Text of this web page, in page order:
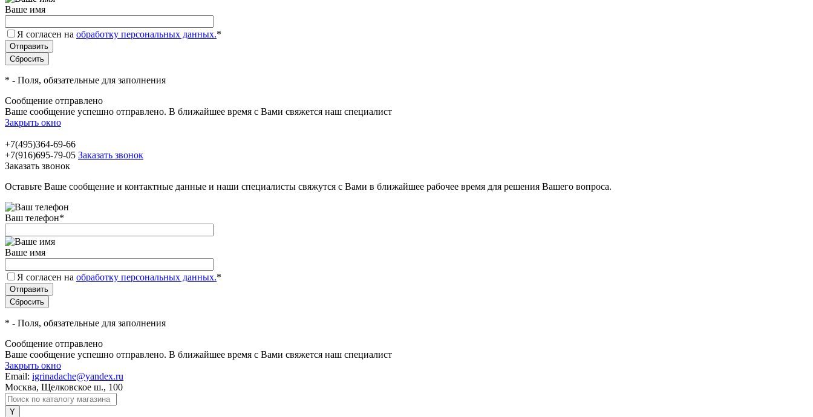
Ваше имя
Я согласен на обработку персональных данных.*
* - Поля, обязательные для заполнения
Сообщение отправлено
Ваше сообщение успешно отправлено. В ближайшее время с Вами свяжется наш специалист
Закрыть окно
+7(495)364-69-66
+7(916)695-79-05 Заказать звонок
Заказать звонок
Оставьте Ваше сообщение и контактные данные и наши специалисты свяжутся с Вами в ближайшее рабочее время для решения Вашего вопроса.
Ваш телефон*
Ваше имя
Я согласен на обработку персональных данных.*
* - Поля, обязательные для заполнения
Сообщение отправлено
Ваше сообщение успешно отправлено. В ближайшее время с Вами свяжется наш специалист
Закрыть окно
Email: igrinadache@yandex.ru
Москва, Щелковское ш., 100